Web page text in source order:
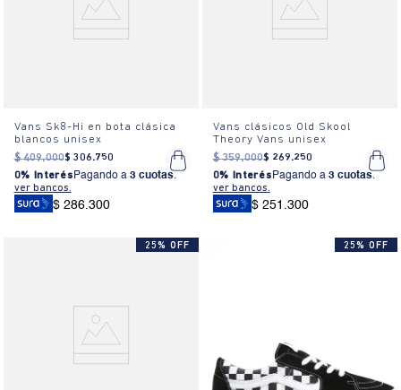
Vans Sk8-Hi en bota clásica
blancos unisex
$ 409.000$ 306.750
0% Interés Pagando a 3 cuotas.
ver bancos.
$ 286.300
Vans clásicos Old Skool
Theory Vans unisex
$ 359.000$ 269.250
0% Interés Pagando a 3 cuotas.
ver bancos.
$ 251.300
25% OFF 25% OFF